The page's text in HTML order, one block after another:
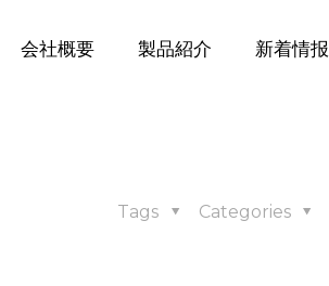
会社概要 製品紹介 新着情报
Categories
Tags